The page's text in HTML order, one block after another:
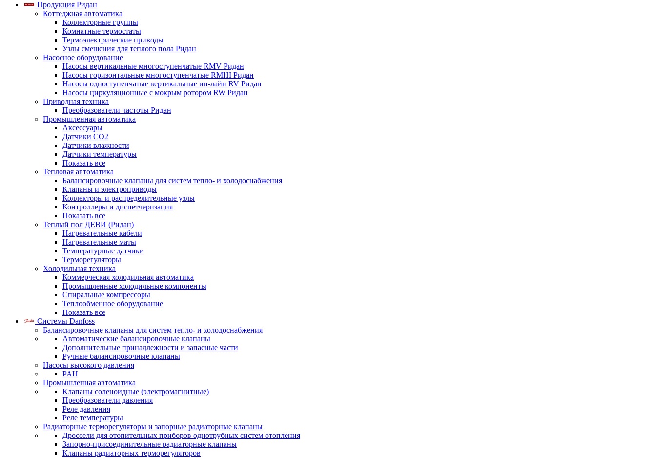
Продукция Ридан
Коттеджная автоматика
Коллекторные группы
Комнатные термостаты
Термоэлектрические приводы
Узлы смешения для теплого пола Ридан
Насосное оборудование
Насосы вертикальные многоступенчатые RMV Ридан
Насосы горизонтальные многоступенчатые RMHI Ридан
Насосы одноступенчатые вертикальные ин-лайн RV Ридан
Насосы циркуляционные с мокрым ротором RW Ридан
Приводная техника
Преобразователи частоты Ридан
Промышленная автоматика
Аксессуары
Датчики CO2
Датчики влажности
Датчики температуры
Показать все
Тепловая автоматика
Балансировочные клапаны для систем тепло- и холодоснабжения
Клапаны и электроприводы
Коллекторы и распределительные узлы
Контроллеры и диспетчеризация
Показать все
Теплый пол ДЕВИ (Ридан)
Нагревательные кабели
Нагревательные маты
Температурные датчики
Терморегуляторы
Холодильная техника
Коммерческая холодильная автоматика
Промышленные холодильные компоненты
Спиральные компрессоры
Теплообменное оборудование
Показать все
Системы Danfoss
Балансировочные клапаны для систем тепло- и холодоснабжения
Автоматические балансировочные клапаны
Дополнительные принадлежности и запасные части
Ручные балансировочные клапаны
Насосы высокого давления
PAH
Промышленная автоматика
Клапаны соленоидные (электромагнитные)
Преобразователи давления
Реле давления
Реле температуры
Радиаторные терморегуляторы и запорные радиаторные клапаны
Дроссели для отопительных приборов однотрубных систем отопления
Запорно-присоединительные радиаторные клапаны
Клапаны радиаторных терморегуляторов